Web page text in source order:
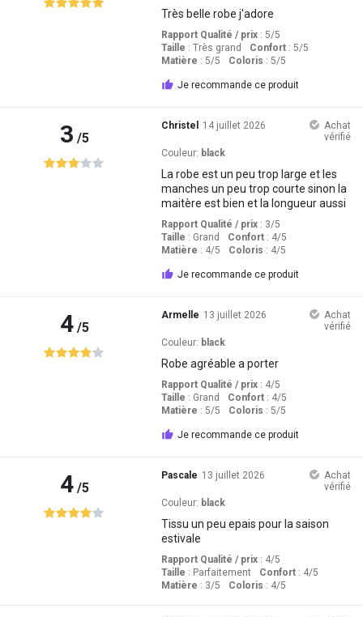
Très belle robe j'adore
Rapport Qualité / prix: 5/5
Taille : Très grand Confort: 5/5
Matière : 5/5 Coloris : 5/5
Je recommande ce produit
3 /5
Christel 14 juillet 2026
Achat
vérifié
Couleur: black
La robe est un peu trop large et les
manches un peu trop courte sinon la
maitère est bien et la longueur aussi
Rapport Qualité / prix: 3/5
Taille : Grand Confort: 4/5
Matière : 4/5 Coloris : 4/5
Je recommande ce produit
4/5
Armelle 13 juillet 2026
Achat
vérifié
Couleur: black
Robe agréable a porter
Rapport Qualité / prix: 4/5
Taille : Grand Confort: 4/5
Matière : 5/5 Coloris : 5/5
Je recommande ce produit
4/5
Pascale 13 juillet 2026
Achat
vérifié
Couleur: black
Tissu un peu epais pour la saison
estivale
Rapport Qualité / prix: 4/5
Taille : Parfaitement Confort: 4/5
Matière : 3/5 Coloris : 4/5